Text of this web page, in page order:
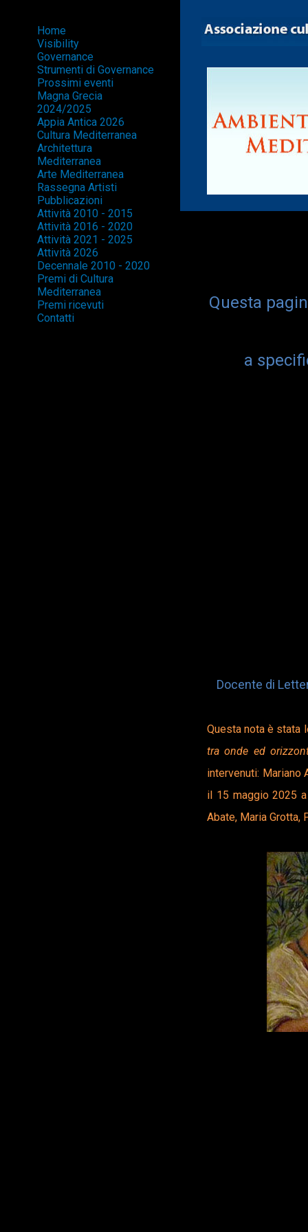
Home
Visibility
Governance
Strumenti di Governance
Prossimi eventi
Magna Grecia
2024/2025
Appia Antica 2026
Cultura Mediterranea
Architettura
Mediterranea
Arte Mediterranea
Rassegna Artisti
Pubblicazioni
Attività 2010 - 2015
Attività 2016 - 2020
Attività 2021 - 2025
Attività 2026
Decennale 2010 - 2020
Premi di Cultura
Mediterranea
Premi ricevuti
Contatti
Questa
a
Docente di
Questa nota è stata
tra onde ed
intervenuti: Mariano
il 15 maggio 2025
Abate, Maria Grotta,